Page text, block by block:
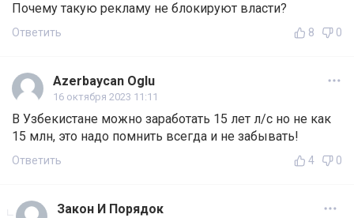
Почему такую рекламу не блокируют власти?
Ответить 8 0
Azerbaycan Oglu
16 октября 2023 11:11
В Узбекистане можно заработать 15 лет л/с но не как
15 млн, это надо помнить всегда и не забывать!
Ответить 4 0
Закон И Порядок